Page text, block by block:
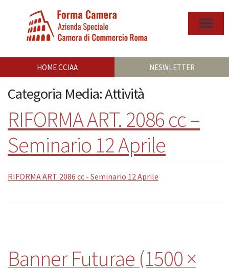
HOME CCIAA NESWLETTER
Categoria Media:Attività
RIFORMA ART. 2086 cc –
Seminario 12 Aprile
RIFORMA ART. 2086 cc - Seminario 12 Aprile
Banner Futurae (1500 ×